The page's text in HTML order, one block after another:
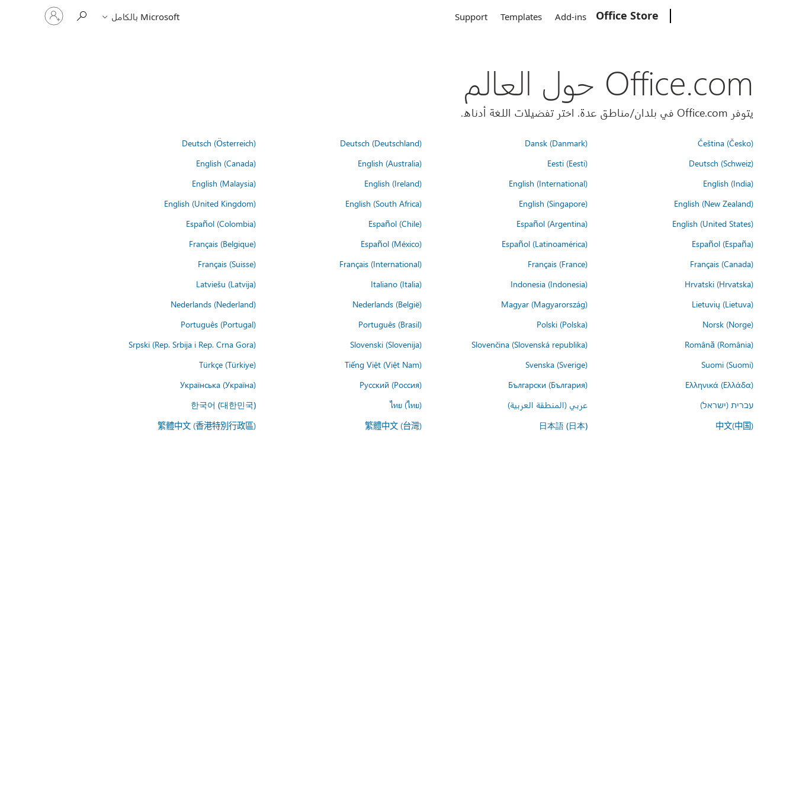
Office Store
Add-ins
Templates
Support Microsoft بالكامل
تسجيل
الدخول
إلى
Office.com حول العالم
يتوفر Office.com في بلدان/مناطق عدة. اختر تفضيلات اللغة أدناه.
Čeština (Česko)
Dansk (Danmark)
Deutsch (Deutschland)
Deutsch (Österreich)
Deutsch (Schweiz)
Eesti (Eesti)
English (Australia)
English (Canada)
English (India)
English (International)
English (Ireland)
English (Malaysia)
English (New Zealand)
English (Singapore)
English (South Africa)
English (United Kingdom)
English (United States)
Español (Argentina)
Español (Chile)
Español (Colombia)
Español (España)
Español (Latinoamérica)
Español (México)
Français (Belgique)
Français (Canada)
Français (France)
Français (International)
Français (Suisse)
Hrvatski (Hrvatska)
Indonesia (Indonesia)
Italiano (Italia)
Latviešu (Latvija)
Lietuvių (Lietuva)
Magyar (Magyarország)
Nederlands (België)
Nederlands (Nederland)
Norsk (Norge)
Polski (Polska)
Português (Brasil)
Português (Portugal)
Română (România)
Slovenčina (Slovenská republika)
Slovenski (Slovenija)
Srpski (Rep. Srbija i Rep. Crna Gora)
Suomi (Suomi)
Svenska (Sverige)
Tiếng Việt (Việt Nam)
Türkçe (Türkiye)
Ελληνικά (Ελλάδα)
Български (България)
Русский (Россия)
Українська (Україна)
עברית (ישראל)
عربي (المنطقة العربية) ไทย (ไทย)
한국어 (대한민국)
中文(中国)
日本語 (日本)
繁體中文 (台灣)
繁體中文 (香港特別行政區)